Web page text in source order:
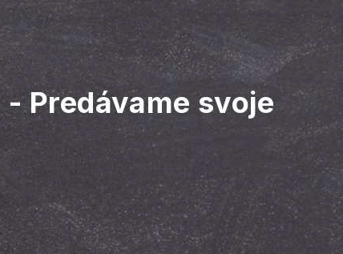
-Predávame svoje